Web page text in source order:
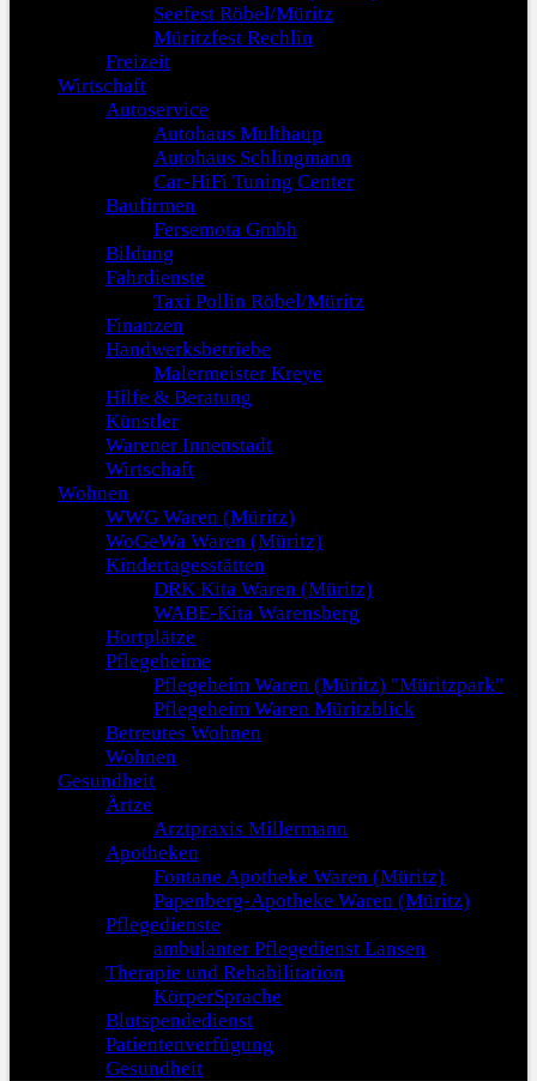
Seefest Röbel/Müritz
Müritzfest Rechlin
Freizeit
Wirtschaft
Autoservice
Autohaus Multhaup
Autohaus Schlingmann
Car-HiFi Tuning Center
Baufirmen
Fersemota Gmbh
Bildung
Fahrdienste
Taxi Pollin Röbel/Müritz
Finanzen
Handwerksbetriebe
Malermeister Kreye
Hilfe & Beratung
Künstler
Warener Innenstadt
Wirtschaft
Wohnen
WWG Waren (Müritz)
WoGeWa Waren (Müritz)
Kindertagesstätten
DRK Kita Waren (Müritz)
WABE-Kita Warensberg
Hortplätze
Pflegeheime
Pflegeheim Waren (Müritz) "Müritzpark"
Pflegeheim Waren Müritzblick
Betreutes Wohnen
Wohnen
Gesundheit
Ärtze
Arztpraxis Millermann
Apotheken
Fontane Apotheke Waren (Müritz)
Papenberg-Apotheke Waren (Müritz)
Pflegedienste
ambulanter Pflegedienst Lansen
Therapie und Rehabilitation
KörperSprache
Blutspendedienst
Patientenverfügung
Gesundheit